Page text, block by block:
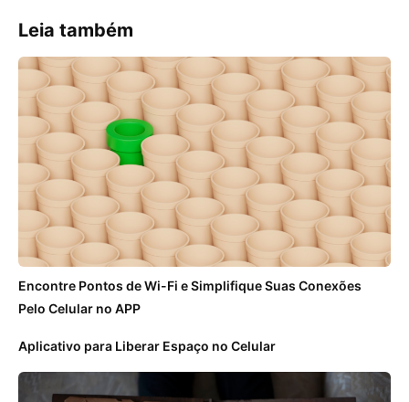
Leia também
Encontre Pontos de Wi-Fi e Simplifique Suas Conexões
Pelo Celular no APP
Aplicativo para Liberar Espaço no Celular